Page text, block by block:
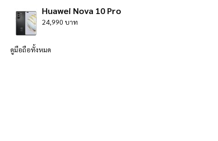
Huawei Nova 10 Pro
24,990 บาท
ดูมือถือทั้งหมด